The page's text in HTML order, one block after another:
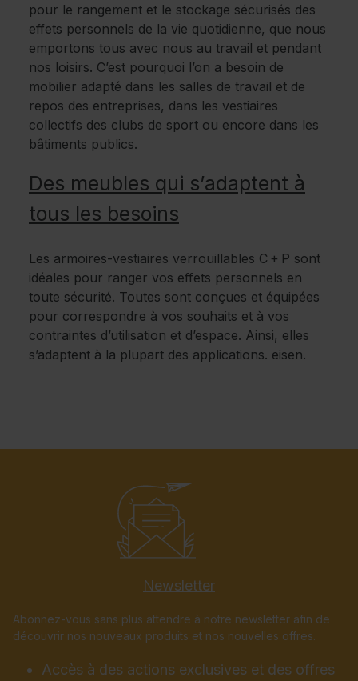
pour le rangement et le stockage sécurisés des
effets personnels de la vie quotidienne, que nous
emportons tous avec nous au travail et pendant
nos loisirs. C’est pourquoi l’on a besoin de
mobilier adapté dans les salles de travail et de
repos des entreprises, dans les vestiaires
collectifs des clubs de sport ou encore dans les
bâtiments publics.
Des meubles qui s’adaptent à
tous les besoins
Les armoires-vestiaires verrouillables C + P sont
idéales pour ranger vos effets personnels en
toute sécurité. Toutes sont conçues et équipées
pour correspondre à vos souhaits et à vos
contraintes d’utilisation et d’espace. Ainsi, elles
s’adaptent à la plupart des applications. eisen.
Newsletter
Abonnez-vous sans plus attendre à notre newsletter afin de
découvrir nos nouveaux produits et nos nouvelles offres.
Accès à des actions exclusives et des offres